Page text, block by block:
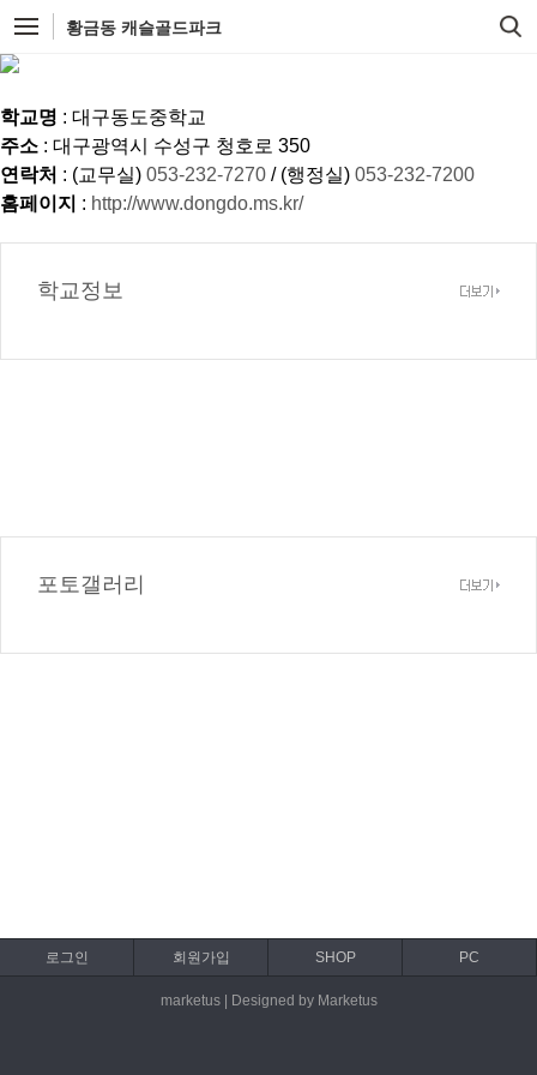
황금동 캐슬골드파크
학교명 : 대구동도중학교
주소 : 대구광역시 수성구 청호로 350
연락처 : (교무실) 053-232-7270 / (행정실) 053-232-7200
홈페이지 : http://www.dongdo.ms.kr/
학교정보
포토갤러리
로그인 회원가입 SHOP PC
marketus | Designed by Marketus